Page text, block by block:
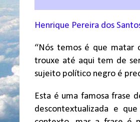
Henrique Pereira dos
“Nós temos é que matar
trouxe até aqui tem de
sujeito político negro é
Esta é uma famosa frase
descontextualizada e